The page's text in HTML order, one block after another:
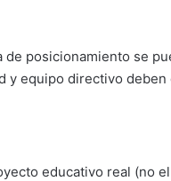
de posicionamiento se
y equipo directivo
educativo real (no